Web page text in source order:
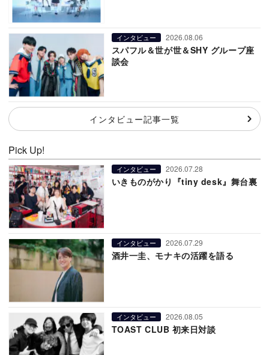
インタビュー 2026.08.06
スパフル＆世が世＆SHY グループ座
談会
インタビュー記事一覧
Pick Up!
インタビュー 2026.07.28
いきものがかり『tiny desk』舞台裏
インタビュー 2026.07.29
酒井一圭、モナキの活躍を語る
インタビュー 2026.08.05
TOAST CLUB 初来日対談